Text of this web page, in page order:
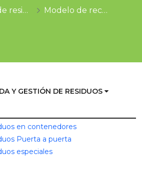
Gestión de residuos en Gavà
Modelo de recogida y gestión de residuos
Y GESTIÓN DE RESIDUOS
en contenedores
Puerta a puerta
especiales